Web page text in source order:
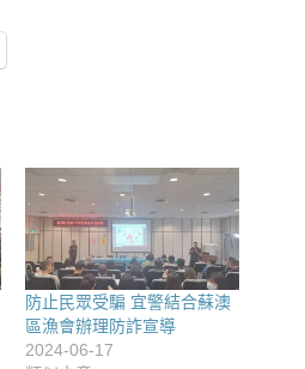
防止民眾受騙 宜警結合蘇澳
區漁會辦理防詐宣導
2024-06-17